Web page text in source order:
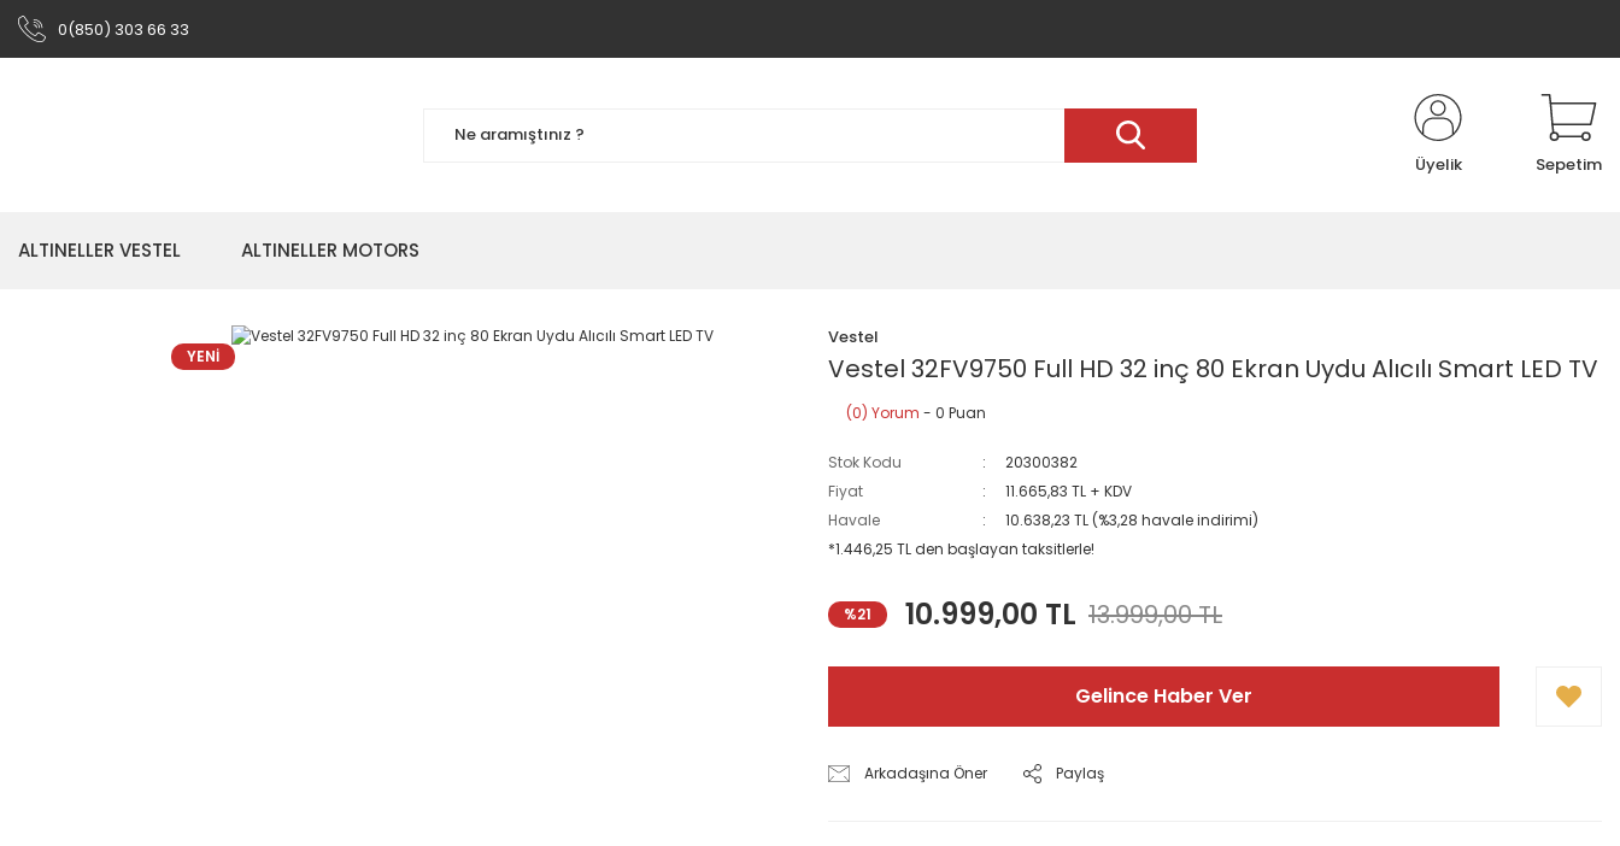
0(850) 303 66 33
Üyelik Sepetim
ALTINELLER VESTEL ALTINELLER MOTORS
YENİ
Vestel
Vestel 32FV9750 Full HD 32 inç 80 Ekran Uydu Alıcılı Smart LED TV
(0) Yorum - 0 Puan
Stok Kodu
20300382
Fiyat
11.665,83 TL + KDV
Havale
10.638,23 TL (%3,28 havale indirimi)
*1.446,25 TL den başlayan taksitlerle!
%21 10.999,00 TL 13.999,00 TL
Gelince Haber Ver
Arkadaşına Öner Paylaş